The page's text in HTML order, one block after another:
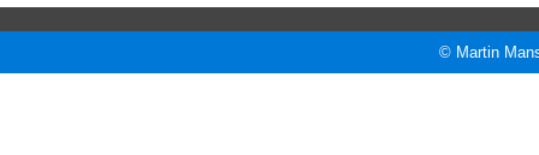
© Martin